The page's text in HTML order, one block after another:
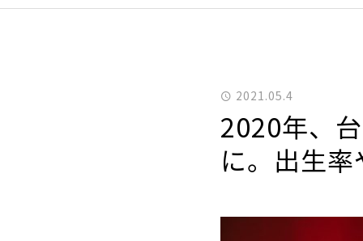
2021.05.4
2020年、
に。出生